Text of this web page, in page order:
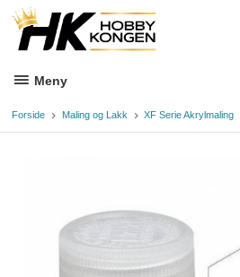
innholdet
Meny
Forside Maling og Lakk XF Serie Akrylmaling